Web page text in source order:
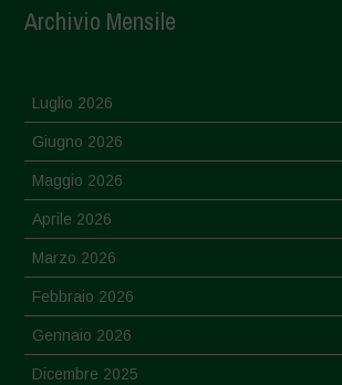
Archivio Mensile
Luglio 2026
Giugno 2026
Maggio 2026
Aprile 2026
Marzo 2026
Febbraio 2026
Gennaio 2026
Dicembre 2025